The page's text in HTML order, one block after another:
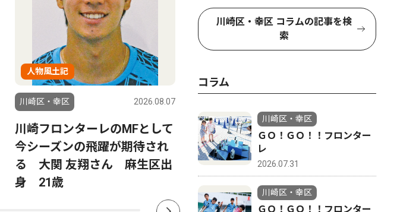
人物風土記
川崎区・幸区 2026.08.07
川崎フロンターレのMFとして
今シーズンの飛躍が期待され
る 大関 友翔さん 麻生区出
身 21歳
川崎消防署 建物火災を最小
限に 消防協力者を表彰
川崎区・幸区 コラムの記事を検
索
コラム
川崎区・幸区
ＧＯ！ＧＯ！！フロンター
レ
2026.07.31
川崎区・幸区
ＧＯ！ＧＯ！！フロンター